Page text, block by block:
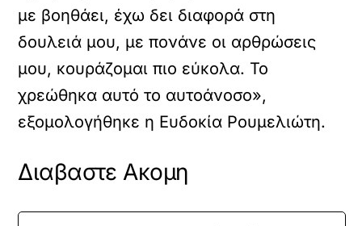
με βοηθάει, έχω δει διαφορά στη
δουλειά μου, με πονάνε οι αρθρώσεις
μου, κουράζομαι πιο εύκολα. Το
χρεώθηκα αυτό το αυτοάνοσο»,
εξομολογήθηκε η Ευδοκία Ρουμελιώτη.
Διαβαστε Ακομη